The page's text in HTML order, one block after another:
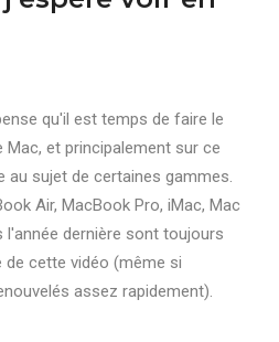
qu'il est temps de faire le
et principalement sur ce
au sujet de certaines gammes.
Air, MacBook Pro, iMac, Mac
dernière sont toujours
cette vidéo (même si
assez rapidement).